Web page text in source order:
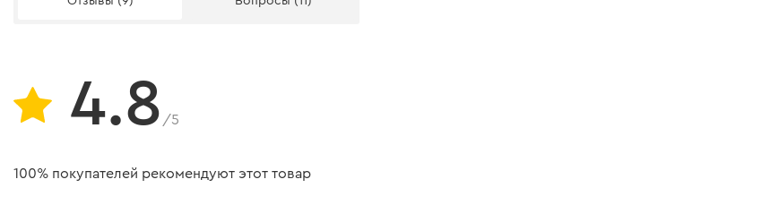
4.8 /5
100% покупателей рекомендуют этот товар